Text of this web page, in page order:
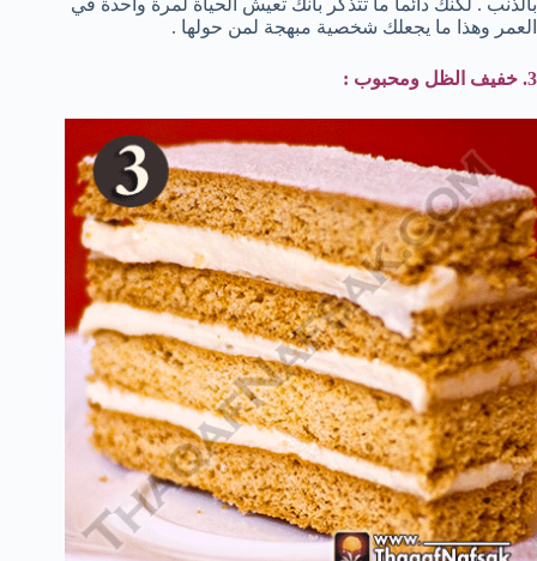
العمر وهذا ما يجعلك شخصية مبهجة لمن حولها .
3. خفيف الظل ومحبوب :